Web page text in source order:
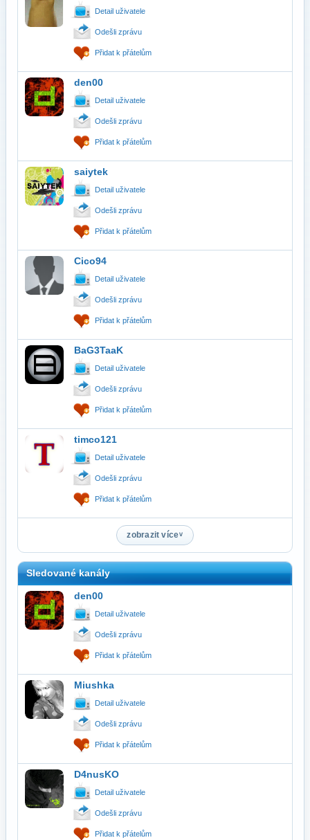
Detail uživatele
Odešli zprávu
Přidat k přátelům
den00
Detail uživatele
Odešli zprávu
Přidat k přátelům
saiytek
Detail uživatele
Odešli zprávu
Přidat k přátelům
Cico94
Detail uživatele
Odešli zprávu
Přidat k přátelům
BaG3TaaK
Detail uživatele
Odešli zprávu
Přidat k přátelům
timco121
Detail uživatele
Odešli zprávu
Přidat k přátelům
zobrazit více
Sledované kanály
den00
Detail uživatele
Odešli zprávu
Přidat k přátelům
Miushka
Detail uživatele
Odešli zprávu
Přidat k přátelům
D4nusKO
Detail uživatele
Odešli zprávu
Přidat k přátelům